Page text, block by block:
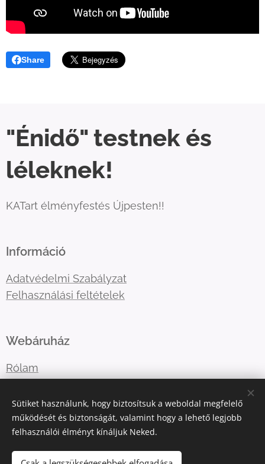
Share
"Énidő" testnek és
léleknek!
KATart élményfestés Újpesten!!
Információ
Adatvédelmi Szabályzat
Felhasználási feltételek
Webáruház
Rólam
E-mail: katart.elmenyfestes@gmail.com
Telefonszám:
Sütiket használunk, hogy biztosítsuk a weboldal megfelelő
működését és biztonságát, valamint hogy a lehető legjobb
felhasználói élményt kínáljuk Neked.